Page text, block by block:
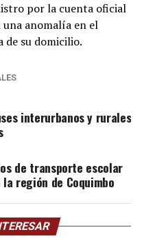
por la cuenta oficial
una anomalía en el
de su domicilio.
interurbanos y rurales
de transporte escolar
región de Coquimbo